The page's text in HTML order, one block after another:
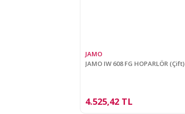
JAMO
JAMO IW 608 FG HOPARLÖR (Çift)
4.525,42 TL